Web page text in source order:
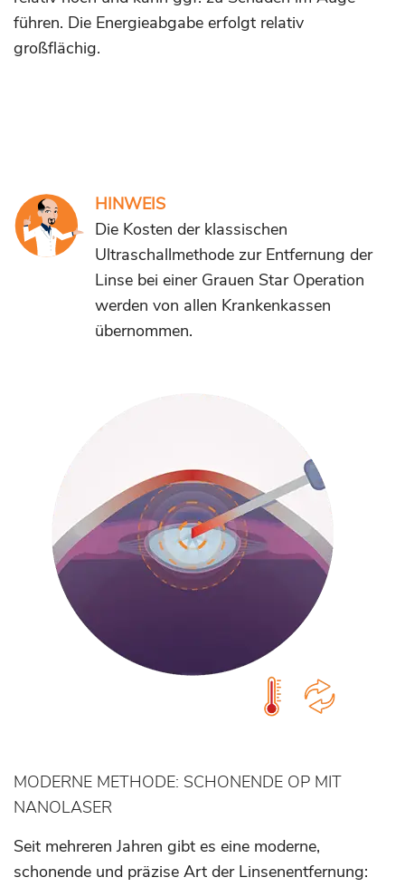
führen. Die Energieabgabe erfolgt relativ
großflächig.
HINWEIS
Die Kosten der klassischen
Ultraschallmethode zur Entfernung der
Linse bei einer Grauen Star Operation
werden von allen Krankenkassen
übernommen.
MODERNE METHODE: SCHONENDE OP MIT
NANOLASER
Seit mehreren Jahren gibt es eine moderne,
schonende und präzise Art der Linsenentfernung: